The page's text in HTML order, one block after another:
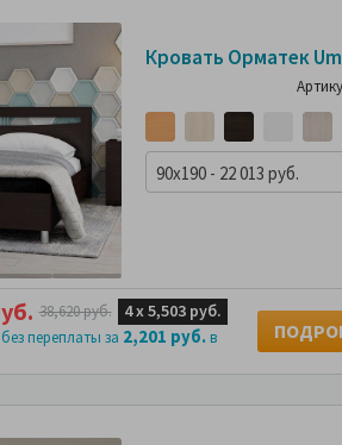
Кровать Орматек
90x190 - 22 013 руб.
38,620 руб. 4 х5,503 руб.
переплаты за 2,201 руб.в